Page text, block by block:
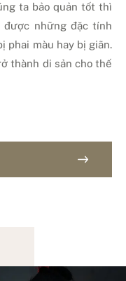
ta bảo quản tốt thì
được những đặc tính
phai màu hay bị giãn.
thành di sản cho thế